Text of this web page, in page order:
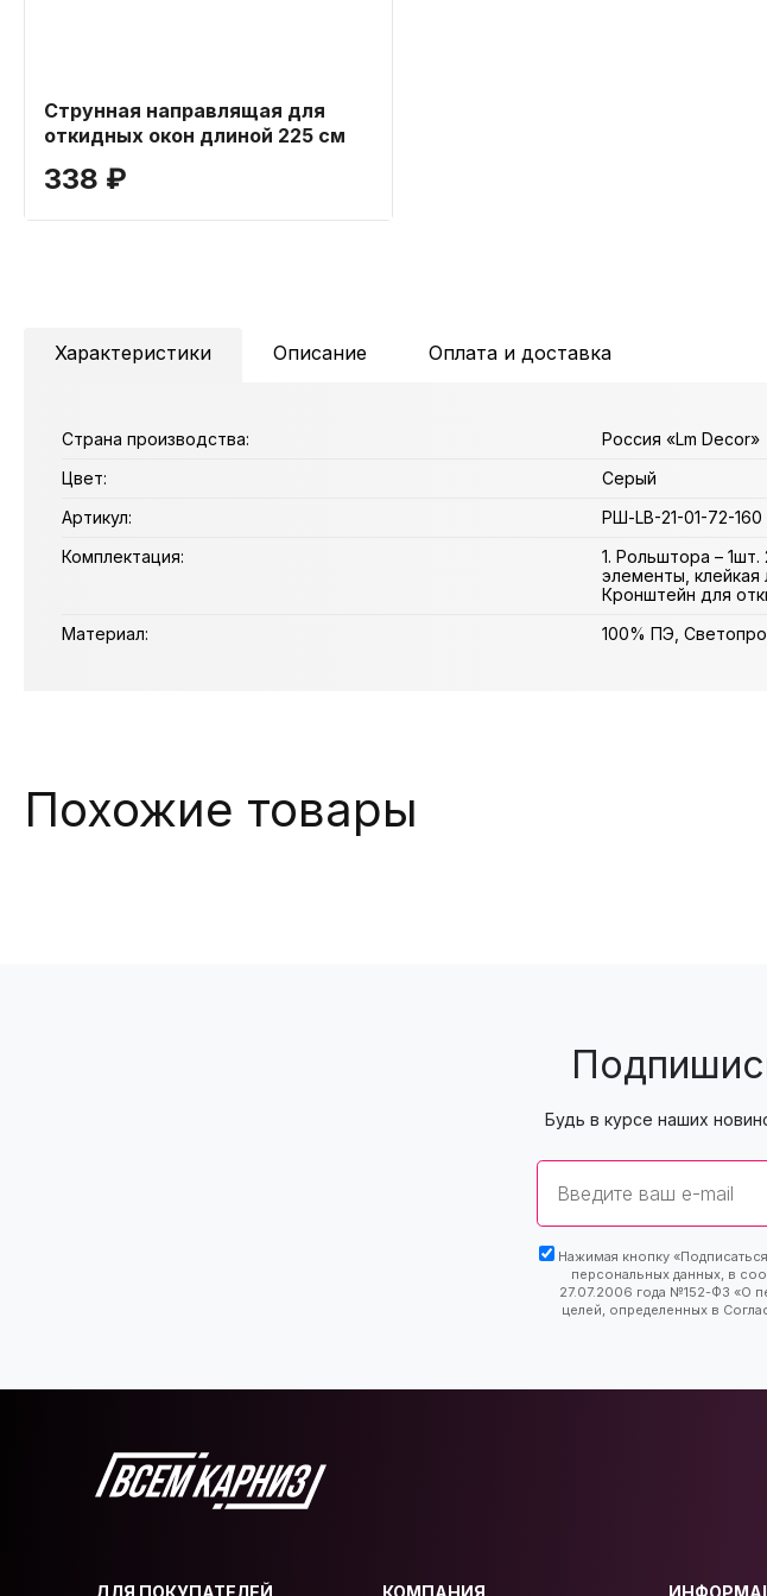
Струнная направлящая для
откидных окон длиной 225 см
338 ₽
Характеристики Описание Оплата и доставка
Страна производства:
Россия «Lm Decor»
Цвет:
Серый
Артикул:
РШ-LB-21-01-72-160
Комплектация:
1. Рольштора –
элементы, клейкая
Кронштейн для
Материал:
100% ПЭ,
Похожие товары
Будь в курсе наших
Email
Нажимая кнопку
персональных данных, в
27.07.2006 года №152-ФЗ «О
целей, определенных в